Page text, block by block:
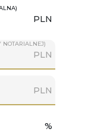
PLN
NOTARIALNEJ)
PLN
PLN
%